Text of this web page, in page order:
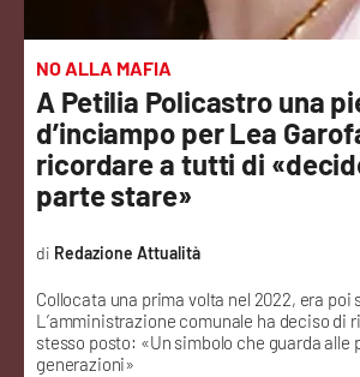
Podcast
Meteo
Editoriali
Ambiente
NO ALLA MAFIA
A Petilia Policastro una
d’inciampo per Lea
ricordare a tutti di
parte stare»
Collocata una prima volta nel 2022, era
L’amministrazione comunale ha deciso di
stesso posto: «Un simbolo che guarda alle
generazioni»
Redazione Attualità